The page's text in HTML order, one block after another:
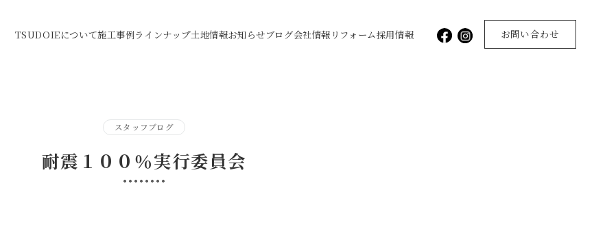
TSUDOIEについて施工事例ラインナップ土地情報お知らせブログ会社情報 リフォーム採用情報 お問い合わせ
スタッフブログ
耐震１００％実行委員会